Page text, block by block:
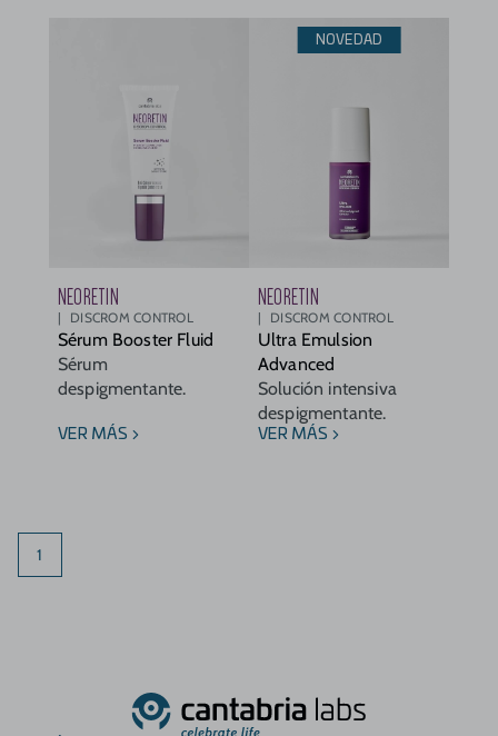
NEORETIN
DISCROM CONTROL
Sérum Booster Fluid
Sérum
despigmentante.
VER MÁS
NOVEDAD
NEORETIN
DISCROM CONTROL
Ultra Emulsion
Advanced
Solución intensiva
despigmentante.
VER MÁS
1